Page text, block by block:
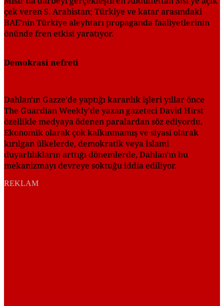
çek veren S. Arabistan; Türkiye ve katar arasındaki
BAE'nin Türkiye aleyhtarı propaganda faaliyetlerinin
önünde fren etkisi yaratı­yor.
Demokrasi nefreti
Dahlan'ın Gazze'de yaptığı karanlık işleri yıllar önce
The Guardian Weekly'de yazan gazeteci David Hirst
özellikle medyaya ödenen paralardan söz ediyordu.
Ekonomik olarak çok kalkınmamış ve siyasi olarak
kırılgan ülkelerde, demokratik veya İslami
duyarlılıkların arttığı dönemlerde, Dahlan'ın bu
mekanizmayı devreye soktuğu iddia ediliyor.
REKLAM